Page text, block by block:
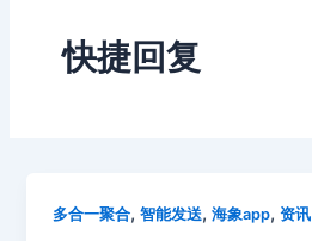
快捷回复
多合一聚合,智能发送,海象app,资讯